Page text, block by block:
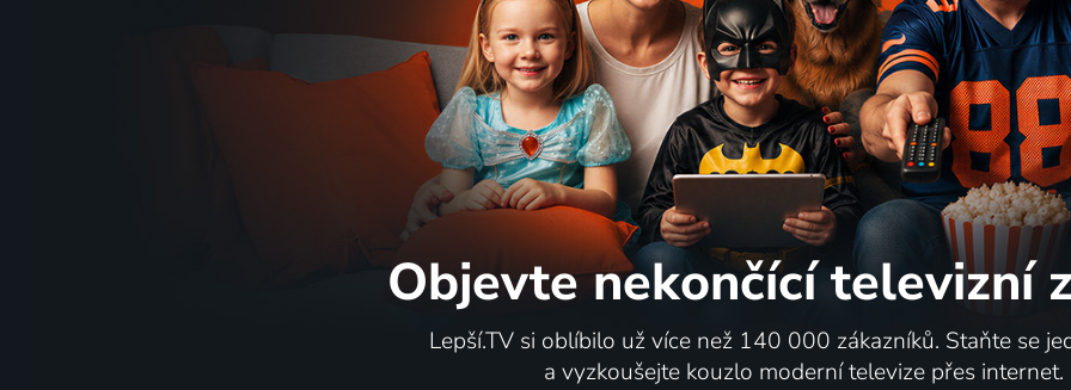
Objevte nekončící televizní
Lepší.TV si oblíbilo už více než 140 000 zákazníků. Staňte se
a vyzkoušejte kouzlo moderní televize přes internet.